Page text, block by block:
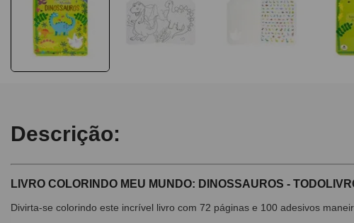
Descrição:
LIVRO COLORINDO MEU MUNDO: DINOSSAUROS -
Divirta-se colorindo este incrível livro com 72 páginas e 100 adesivos